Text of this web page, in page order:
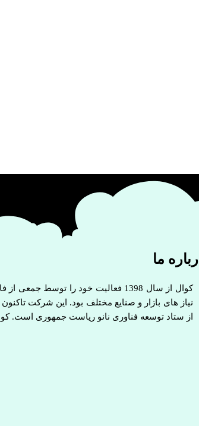
ما
کوال از سال 1398 فعالیت خود را
از ستاد توسعه فناوری نانو ریاست جمهوری است.